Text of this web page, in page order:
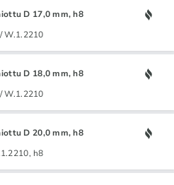
D 17,0 mm, h8
W.1.2210
D 18,0 mm, h8
W.1.2210
D 20,0 mm, h8
h8